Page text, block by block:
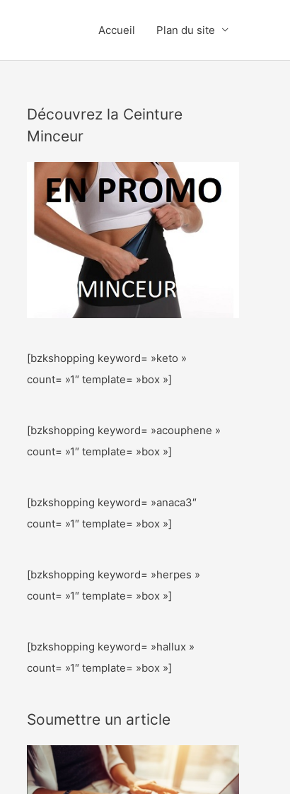
Accueil Plan du site
Découvrez la Ceinture
Minceur
[bzkshopping keyword= »keto »
count= »1″ template= »box »]
[bzkshopping keyword= »acouphene »
count= »1″ template= »box »]
[bzkshopping keyword= »anaca3″
count= »1″ template= »box »]
[bzkshopping keyword= »herpes »
count= »1″ template= »box »]
[bzkshopping keyword= »hallux »
count= »1″ template= »box »]
Soumettre un article